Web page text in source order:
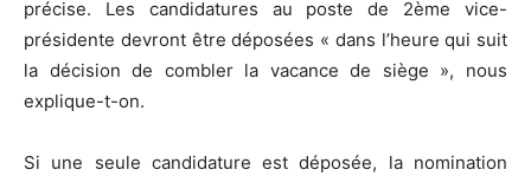
précise. Les candidatures au poste de 2ème vice-
présidente devront être déposées « dans l’heure qui suit
la décision de combler la vacance de siège », nous
explique-t-on.
Si une seule candidature est déposée, la nomination